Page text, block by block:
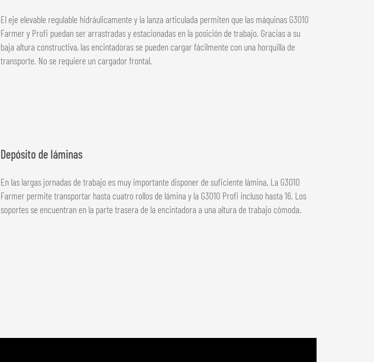
El eje elevable regulable hidráulicamente y la lanza articulada permiten que las máquinas G3010
Farmer y Profi puedan ser arrastradas y estacionadas en la posición de trabajo. Gracias a su
baja altura constructiva, las encintadoras se pueden cargar fácilmente con una horquilla de
transporte. No se requiere un cargador frontal.
Depósito de láminas
En las largas jornadas de trabajo es muy importante disponer de suficiente lámina. La G3010
Farmer permite transportar hasta cuatro rollos de lámina y la G3010 Profi incluso hasta 16. Los
soportes se encuentran en la parte trasera de la encintadora a una altura de trabajo cómoda.